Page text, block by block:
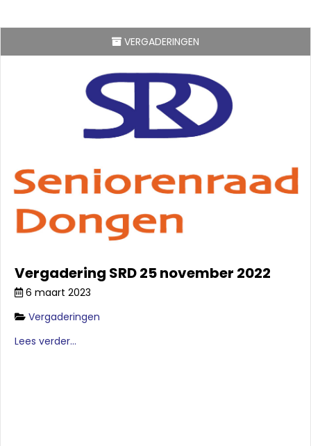
VERGADERINGEN
Vergadering SRD 25 november 2022
6 maart 2023
Vergaderingen
Lees verder...